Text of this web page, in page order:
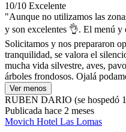
10/10 Excelente
"Aunque no utilizamos las
y son excelentes 👌. El menú
Solicitamos y nos prepararon
tranquilidad, se valora el
mucha vida silvestre, aves,
árboles frondosos. Ojalá
Ver menos
RUBEN DARIO (se hospedó
Publicada hace 2 meses
Movich Hotel Las Lomas